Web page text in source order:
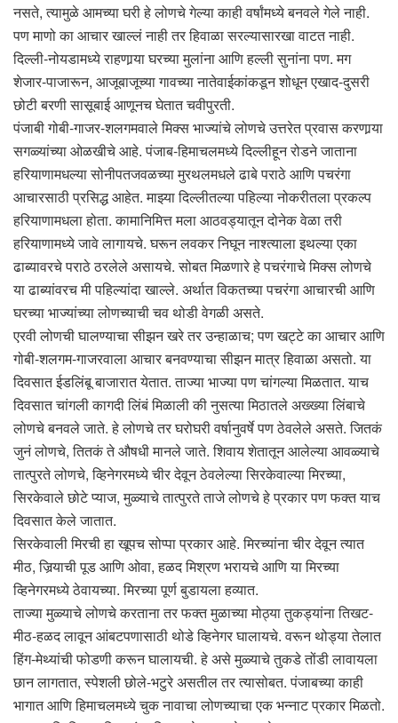
नसते, त्यामुळे आमच्या घरी हे लोणचे गेल्या काही वर्षांमध्ये बनवले गेले नाही.
पण माणो का आचार खाल्लं नाही तर हिवाळा सरल्यासारखा वाटत नाही.
दिल्ली-नोयडामध्ये राहणार्‍या घरच्या मुलांना आणि हल्ली सुनांना पण. मग
शेजार-पाजारून, आजूबाजूच्या गावच्या नातेवाईकांकडून शोधून एखाद-दुसरी
छोटी बरणी सासूबाई आणूनच घेतात चवीपुरती.
पंजाबी गोबी-गाजर-शलगमवाले मिक्स भाज्यांचे लोणचे उत्तरेत प्रवास करणार्‍या
सगळ्यांच्या ओळखीचे आहे. पंजाब-हिमाचलमध्ये दिल्लीहून रोडने जाताना
हरियाणामधल्या सोनीपतजवळच्या मुरथलमधले ढाबे पराठे आणि पचरंगा
आचारसाठी प्रसिद्ध आहेत. माझ्या दिल्लीतल्या पहिल्या नोकरीतला प्रकल्प
हरियाणामधला होता. कामानिमित्त मला आठवड्यातून दोनेक वेळा तरी
हरियाणामध्ये जावे लागायचे. घरून लवकर निघून नाश्त्याला इथल्या एका
ढाब्यावरचे पराठे ठरलेले असायचे. सोबत मिळणारे हे पचरंगाचे मिक्स लोणचे
या ढाब्यांवरच मी पहिल्यांदा खाल्ले. अर्थात विकतच्या पचरंगा आचारची आणि
घरच्या भाज्यांच्या लोणच्याची चव थोडी वेगळी असते.
एरवी लोणची घालण्याचा सीझन खरे तर उन्हाळाच; पण खट्टे का आचार आणि
गोबी-शलगम-गाजरवाला आचार बनवण्याचा सीझन मात्र हिवाळा असतो. या
दिवसात ईडलिंबू बाजारात येतात. ताज्या भाज्या पण चांगल्या मिळतात. याच
दिवसात चांगली कागदी लिंबं मिळाली की नुसत्या मिठातले अख्ख्या लिंबाचे
लोणचे बनवले जाते. हे लोणचे तर घरोघरी वर्षानुवर्षे पण ठेवलेले असते. जितकं
जुनं लोणचे, तितकं ते औषधी मानले जाते. शिवाय शेतातून आलेल्या आवळ्याचे
तात्पुरते लोणचे, व्हिनेगरमध्ये चीर देवून ठेवलेल्या सिरकेवाल्या मिरच्या,
सिरकेवाले छोटे प्याज, मुळ्याचे तात्पुरते ताजे लोणचे हे प्रकार पण फक्त याच
दिवसात केले जातात.
सिरकेवाली मिरची हा खूपच सोप्पा प्रकार आहे. मिरच्यांना चीर देवून त्यात
मीठ, जिर्‍याची पूड आणि ओवा, हळद मिश्रण भरायचे आणि या मिरच्या
व्हिनेगरमध्ये ठेवायच्या. मिरच्या पूर्ण बुडायला हव्यात.
ताज्या मुळ्याचे लोणचे करताना तर फक्त मुळाच्या मोठ्या तुकड्यांना तिखट-
मीठ-हळद लावून आंबटपणासाठी थोडे व्हिनेगर घालायचे. वरून थोड्या तेलात
हिंग-मेथ्यांची फोडणी करून घालायची. हे असे मुळ्याचे तुकडे तोंडी लावायला
छान लागतात, स्पेशली छोले-भटुरे असतील तर त्यासोबत. पंजाबच्या काही
भागात आणि हिमाचलमध्ये चुक नावाचा लोणच्याचा एक भन्नाट प्रकार मिळतो.